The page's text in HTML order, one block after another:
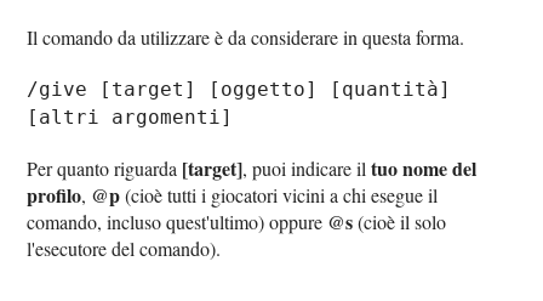
Il comando da utilizzare è da considerare in questa forma.
/give [target] [oggetto] [quantità]
[altri argomenti]
Per quanto riguarda [target], puoi indicare iltuo nome del
profilo, @p(cioè tutti i giocatori vicini a chi esegue il
comando, incluso quest'ultimo) oppure @s(cioè il solo
l'esecutore del comando).